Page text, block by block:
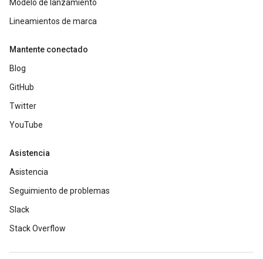
Modelo de lanzamiento
Lineamientos de marca
Mantente conectado
Blog
GitHub
Twitter
YouTube
Asistencia
Asistencia
Seguimiento de problemas
Slack
Stack Overflow